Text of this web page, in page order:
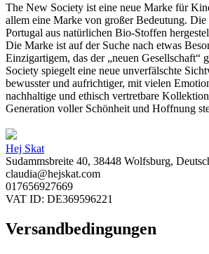
The New Society ist eine neue Marke für
allem eine Marke von großer Bedeutung.
Portugal aus natürlichen Bio-Stoffen
Die Marke ist auf der Suche nach etwas
Einzigartigem, das der „neuen Gesellschaft“
Society spiegelt eine neue unverfälschte
bewusster und aufrichtiger, mit vielen
nachhaltige und ethisch vertretbare
Generation voller Schönheit und Hoffnung
Hej Skat
Sudammsbreite 40, 38448 Wolfsburg,
claudia@hejskat.com
017656927669
VAT ID: DE369596221
Versandbedingungen